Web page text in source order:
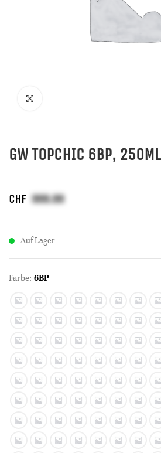
GW TOPCHIC 6BP, 250ML
CHF
Auf Lager
Farbe: 6BP